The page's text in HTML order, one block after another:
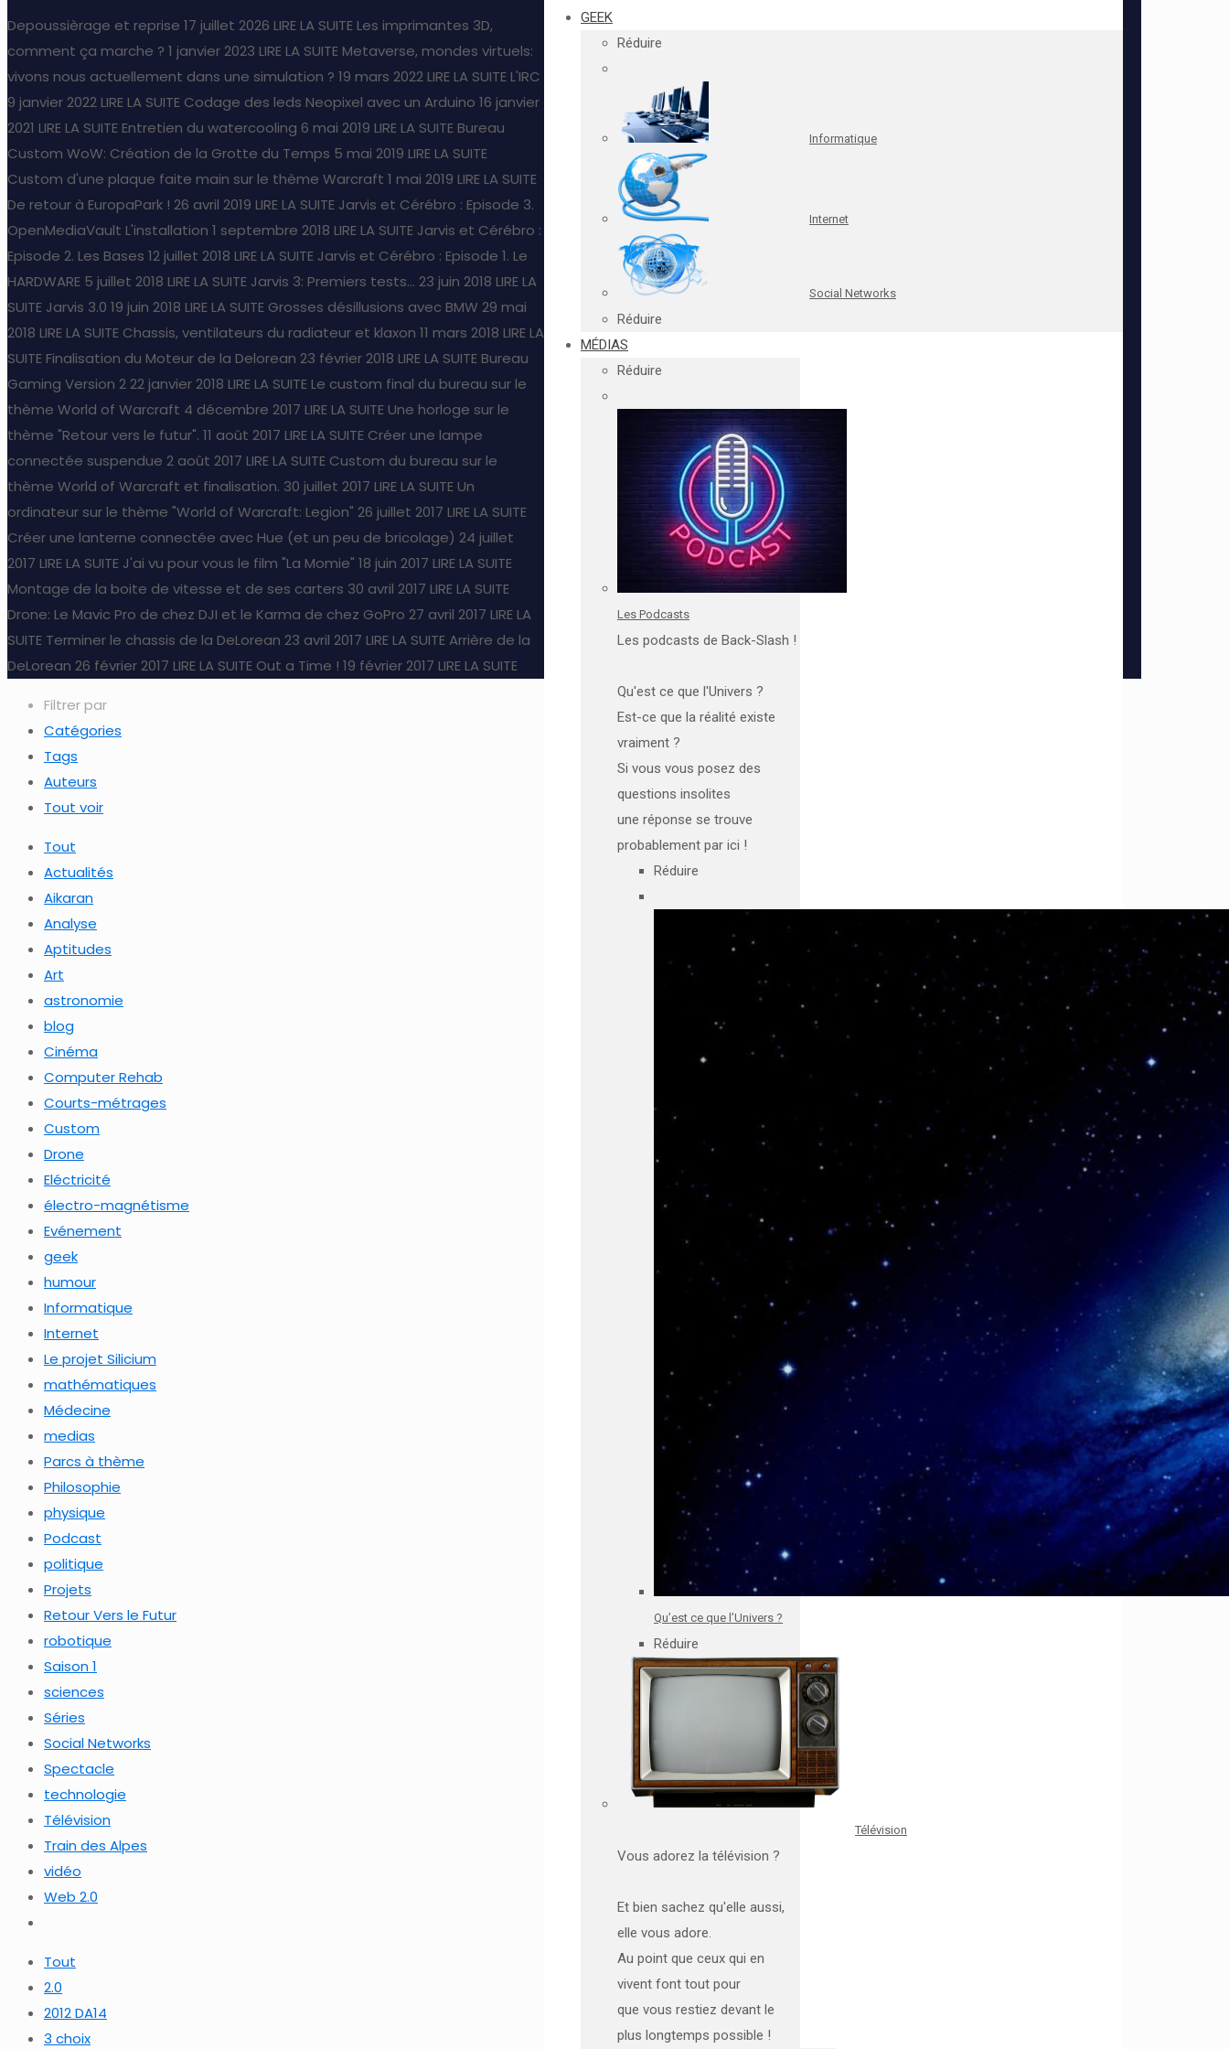
GEEK
Réduire
Informatique
Internet
Social Networks
Réduire
MÉDIAS
Réduire
Les Podcasts
Les podcasts de Back-Slash !
Qu'est ce que l'Univers ?
Est-ce que la réalité existe
vraiment ?
Si vous vous posez des
questions insolites
une réponse se trouve
probablement par ici !
Réduire
Qu’est ce que l’Univers ?
Réduire
Télévision
Vous adorez la télévision ?
Et bien sachez qu'elle aussi,
elle vous adore.
Au point que ceux qui en
vivent font tout pour
que vous restiez devant le
plus longtemps possible !
Depoussièrage et reprise 17 juillet 2026 LIRE LA SUITE Les imprimantes 3D,
comment ça marche ? 1 janvier 2023 LIRE LA SUITE Metaverse, mondes virtuels:
vivons nous actuellement dans une simulation ? 19 mars 2022 LIRE LA SUITE L'IRC
9 janvier 2022 LIRE LA SUITE Codage des leds Neopixel avec un Arduino 16 janvier
2021 LIRE LA SUITE Entretien du watercooling 6 mai 2019 LIRE LA SUITE Bureau
Custom WoW: Création de la Grotte du Temps 5 mai 2019 LIRE LA SUITE
Custom d'une plaque faite main sur le thème Warcraft 1 mai 2019 LIRE LA SUITE
De retour à EuropaPark ! 26 avril 2019 LIRE LA SUITE Jarvis et Cérébro : Episode 3.
OpenMediaVault L'installation 1 septembre 2018 LIRE LA SUITE Jarvis et Cérébro :
Episode 2. Les Bases 12 juillet 2018 LIRE LA SUITE Jarvis et Cérébro : Episode 1. Le
HARDWARE 5 juillet 2018 LIRE LA SUITE Jarvis 3: Premiers tests... 23 juin 2018 LIRE LA
SUITE Jarvis 3.0 19 juin 2018 LIRE LA SUITE Grosses désillusions avec BMW 29 mai
2018 LIRE LA SUITE Chassis, ventilateurs du radiateur et klaxon 11 mars 2018 LIRE LA
SUITE Finalisation du Moteur de la Delorean 23 février 2018 LIRE LA SUITE Bureau
Gaming Version 2 22 janvier 2018 LIRE LA SUITE Le custom final du bureau sur le
thème World of Warcraft 4 décembre 2017 LIRE LA SUITE Une horloge sur le
thème "Retour vers le futur". 11 août 2017 LIRE LA SUITE Créer une lampe
connectée suspendue 2 août 2017 LIRE LA SUITE Custom du bureau sur le
thème World of Warcraft et finalisation. 30 juillet 2017 LIRE LA SUITE Un
ordinateur sur le thème "World of Warcraft: Legion" 26 juillet 2017 LIRE LA SUITE
Créer une lanterne connectée avec Hue (et un peu de bricolage) 24 juillet
2017 LIRE LA SUITE J'ai vu pour vous le film "La Momie" 18 juin 2017 LIRE LA SUITE
Montage de la boite de vitesse et de ses carters 30 avril 2017 LIRE LA SUITE
Drone: Le Mavic Pro de chez DJI et le Karma de chez GoPro 27 avril 2017 LIRE LA
SUITE Terminer le chassis de la DeLorean 23 avril 2017 LIRE LA SUITEArrière de la
DeLorean 26 février 2017 LIRE LA SUITE Out a Time ! 19 février 2017 LIRE LA SUITE
Filtrer par
Catégories
Tags
Auteurs
Tout voir
Tout
Actualités
Aikaran
Analyse
Aptitudes
Art
astronomie
blog
Cinéma
Computer Rehab
Courts-métrages
Custom
Drone
Eléctricité
électro-magnétisme
Evénement
geek
humour
Informatique
Internet
Le projet Silicium
mathématiques
Médecine
medias
Parcs à thème
Philosophie
physique
Podcast
politique
Projets
Retour Vers le Futur
robotique
Saison 1
sciences
Séries
Social Networks
Spectacle
technologie
Télévision
Train des Alpes
vidéo
Web 2.0
Tout
2.0
2012 DA14
3 choix